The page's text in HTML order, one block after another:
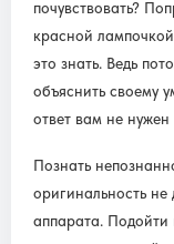
почувствовать?
красной
это знать. Ведь
объяснить своему
ответ вам не
Познать
оригинальность не
аппарата. Подойти